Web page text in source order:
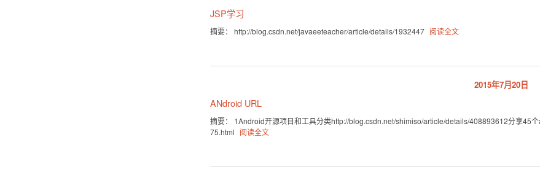
JSP学习
摘要： http://blog.csdn.net/javaeeteacher/article/details/1932447 阅读全文
2015年7月20日
ANdroid URL
摘要： 1Android开源项目和工具分类http://blog.csdn.net/shimiso/article/details/408893612分享45
75.html 阅读全文